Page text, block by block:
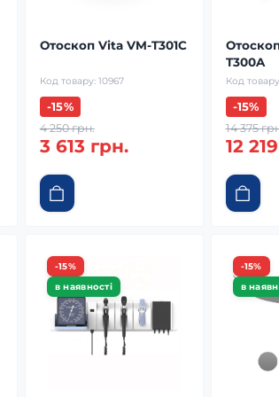
Отоскоп Vita VM-T301C
Код товару: 10967
-15%
4 250 грн.
3 613 грн.
T300A
Код
-15%
14 375
12
-15%
в наявності
-15%
в